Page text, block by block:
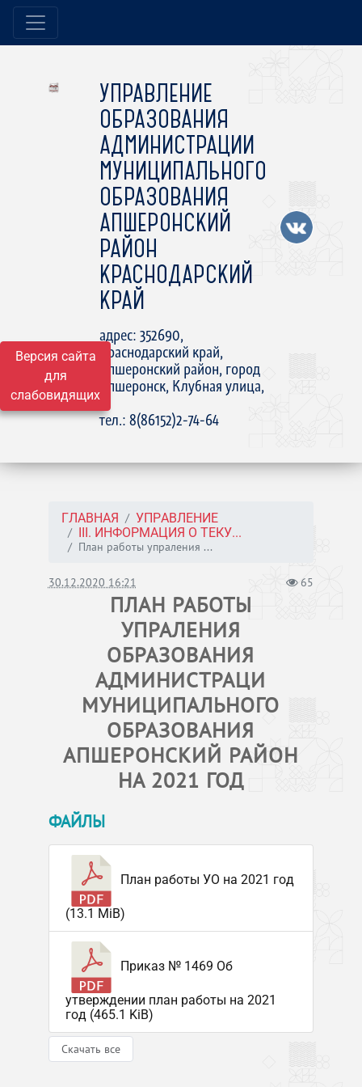
Версия сайта
для
слабовидящих
УПРАВЛЕНИЕ
ОБРАЗОВАНИЯ
АДМИНИСТРАЦИИ
МУНИЦИПАЛЬНОГО
ОБРАЗОВАНИЯ
АПШЕРОНСКИЙ
РАЙОН
КРАСНОДАРСКИЙ
КРАЙ
адрес: 352690,
Краснодарский край,
Апшеронский район, город
Апшеронск, Клубная улица,
15
тел.: 8(86152)2-74-64
ГЛАВНАЯ
УПРАВЛЕНИЕ
III. ИНФОРМАЦИЯ О ТЕКУ...
План работы упраления ...
30.12.2020 16:21 65
ПЛАН РАБОТЫ
УПРАЛЕНИЯ
ОБРАЗОВАНИЯ
АДМИНИСТРАЦИ
МУНИЦИПАЛЬНОГО
ОБРАЗОВАНИЯ
АПШЕРОНСКИЙ РАЙОН
НА 2021 ГОД
ФАЙЛЫ
План работы УО на 2021 год
(13.1 MiB)
Приказ № 1469 Об
утверждении план работы на 2021
год (465.1 KiB)
Скачать все